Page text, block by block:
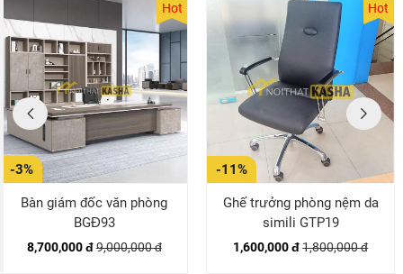
Hot
-3%
Bàn giám đốc văn phòng
BGĐ93
8,700,000 đ9,000,000 đ
Hot
-11%
Ghế trưởng phòng nệm da
simili GTP19
1,600,000 đ1,800,000 đ